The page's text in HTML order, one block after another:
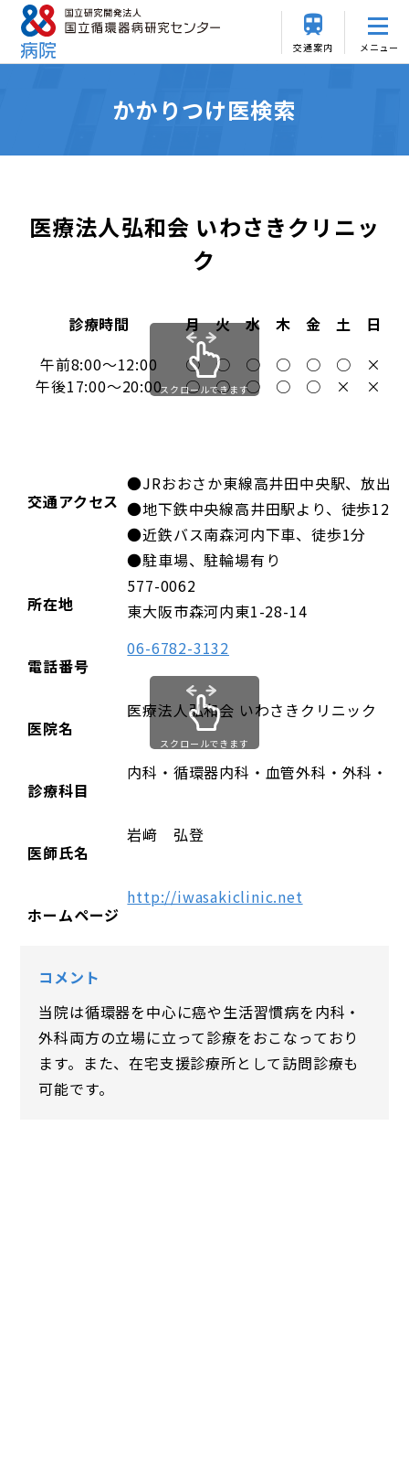
交通案内 メニュー
かかりつけ医検索
医療法人弘和会 いわさきクリニッ
ク
診療時間 月 火 水 木 金 土
日
午前8:00～12:00
○ ○ ○ ○ ○ ○
×
午後17:00～20:00
○ ○ ○ ○ ○ × ×
スクロールできます
交通アクセス
●JRおおさか東線高井田中央駅、放出駅
●地下鉄中央線高井田駅より、徒歩12分
●近鉄バス南森河内下車、徒歩1分
●駐車場、駐輪場有り
所在地
577-0062
東大阪市森河内東1-28-14
電話番号
06-6782-3132
医院名
医療法人弘和会 いわさきクリニック
診療科目
内科・循環器内科・血管外科・外科・
医師氏名
岩﨑 弘登
ホームページ
http://iwasakiclinic.net
スクロールできます
コメント
当院は循環器を中心に癌や生活習慣病を内科・
外科両方の立場に立って診療をおこなっており
ます。また、在宅支援診療所として訪問診療も
可能です。